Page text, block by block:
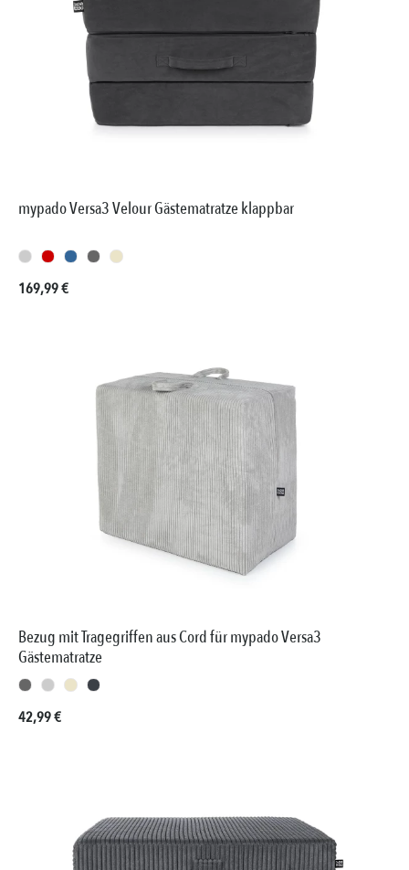
mypado Versa3 Velour Gästematratze klappbar
Regulärer Preis:
169,99 €
Bezug mit Tragegriffen aus Cord für mypado Versa3
Gästematratze
Regulärer Preis:
42,99 €